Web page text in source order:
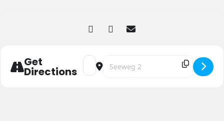
Get
Directions
Address - Ferienfrosch []
Destination Address - Ferienfrosch